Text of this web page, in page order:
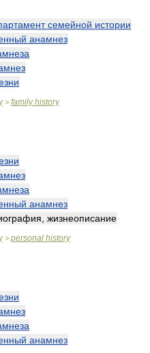
семейной истории
анамнез
> family history
анамнез
жизнеописание
> personal history
анамнез